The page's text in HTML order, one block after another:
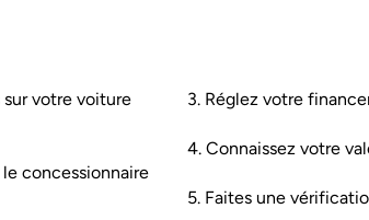
votre voiture
concessionnaire
3. Réglez votre
4. Connaissez votre
5. Faites une